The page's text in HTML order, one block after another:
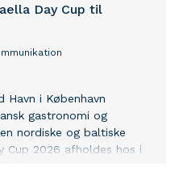
Day Cup til
Havn i København
gastronomi og
nordiske og baltiske
Cup 2026 afholdes hos i